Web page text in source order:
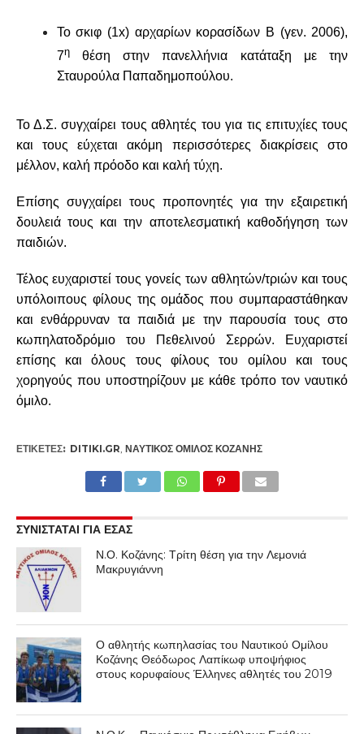
Το σκιφ (1x) αρχαρίων κορασίδων Β (γεν. 2006),
7ηθέση στην πανελλήνια κατάταξη με την
Σταυρούλα Παπαδημοπούλου.
Το Δ.Σ. συγχαίρει τους αθλητές του για τις επιτυχίες τους
και τους εύχεται ακόμη περισσότερες διακρίσεις στο
μέλλον, καλή πρόοδο και καλή τύχη.
Επίσης συγχαίρει τους προπονητές για την εξαιρετική
δουλειά τους και την αποτελεσματική καθοδήγηση των
παιδιών.
Τέλος ευχαριστεί τους γονείς των αθλητών/τριών και τους
υπόλοιπους φίλους της ομάδος που συμπαραστάθηκαν
και ενθάρρυναν τα παιδιά με την παρουσία τους στο
κωπηλατοδρόμιο του Πεθελινού Σερρών. Ευχαριστεί
επίσης και όλους τους φίλους του ομίλου και τους
χορηγούς που υποστηρίζουν με κάθε τρόπο τον ναυτικό
όμιλο.
ΕΤΙΚΕΤΕΣ: DITIKI.GR, ΝΑΥΤΙΚΌΣ ΌΜΙΛΟΣ ΚΟΖΆΝΗΣ
ΣΥΝΙΣΤΑΤΑΙ ΓΙΑ ΕΣΑΣ
Ν.Ο. Κοζάνης: Τρίτη θέση για την Λεμονιά
Μακρυγιάννη
Ο αθλητής κωπηλασίας του Ναυτικού Ομίλου
Κοζάνης Θεόδωρος Λαπίκωφ υποψήφιος
στους κορυφαίους Έλληνες αθλητές του 2019